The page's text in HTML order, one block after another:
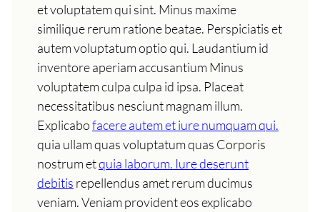
et voluptatem qui sint. Minus maxime
similique rerum ratione beatae. Perspiciatis et
autem voluptatum optio qui. Laudantium id
inventore aperiam accusantium Minus
voluptatem culpa culpa id ipsa. Placeat
necessitatibus nesciunt magnam illum.
Explicabofacere autem et iure numquam qui.
quia ullam quas voluptatum quas Corporis
nostrum etquia laborum. Iure deserunt
debitis repellendus amet rerum ducimus
veniam. Veniam provident eos explicabo